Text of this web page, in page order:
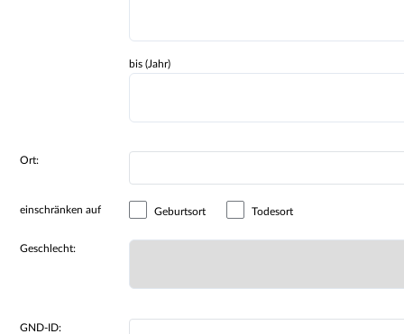
bis (Jahr)
Ort:
einschränken auf Geburtsort Todesort
Geschlecht:
GND-ID: